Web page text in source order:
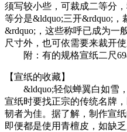
须写较小些，可裁成二等分
等分是&ldquo;三开&rdquo;，
&rdquo;，这些称呼已成为一
尺寸外，也可依需要来裁开使
附：有的规格宣纸二尺
【宣纸的收藏】
&ldquo;轻似蝉翼白如雪，
宣纸时要找正宗的传统名牌
韧者为佳。据了解，制作宣
即便都是使用青檀皮，如缺